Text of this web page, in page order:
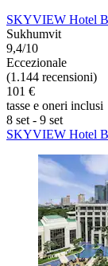
SKYVIEW Hotel
Sukhumvit
9,4/10
Eccezionale
(1.144 recensioni)
101 €
tasse e oneri inclusi
8 set - 9 set
SKYVIEW Hotel